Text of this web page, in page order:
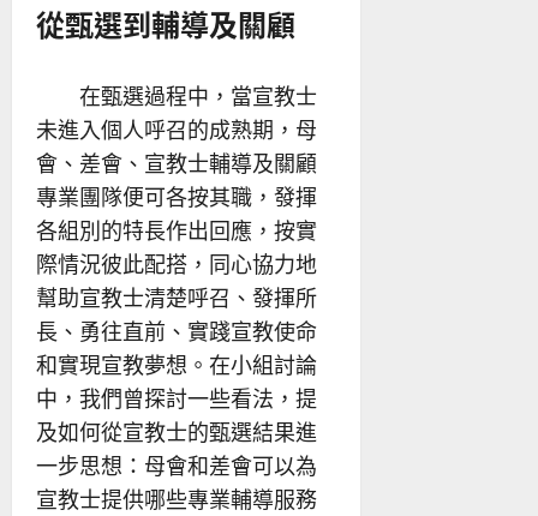
從甄選到輔導及關顧
在甄選過程中，當宣教士
未進入個人呼召的成熟期，母
會、差會、宣教士輔導及關顧
專業團隊便可各按其職，發揮
各組別的特長作出回應，按實
際情況彼此配搭，同心協力地
幫助宣教士清楚呼召、發揮所
長、勇往直前、實踐宣教使命
和實現宣教夢想。在小組討論
中，我們曾探討一些看法，提
及如何從宣教士的甄選結果進
一步思想：母會和差會可以為
宣教士提供哪些專業輔導服務